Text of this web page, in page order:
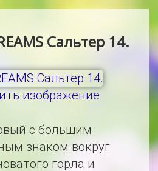
Сальтер 14.
изображение
с большим
знаком вокруг
горла и